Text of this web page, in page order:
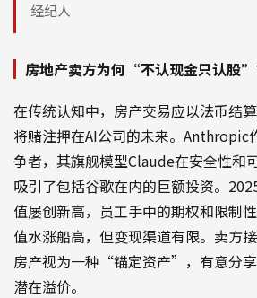
经纪人
房地产卖方为何“不认现金只认股”
在传统认知中，房产交易应以法币结
将赌注押在AI公司的未来。Anthropic
争者，其旗舰模型Claude在安全性和
吸引了包括谷歌在内的巨额投资。
值屡创新高，员工手中的期权和限制
值水涨船高，但变现渠道有限。卖方
房产视为一种“锚定资产”，有意分
潜在溢价。